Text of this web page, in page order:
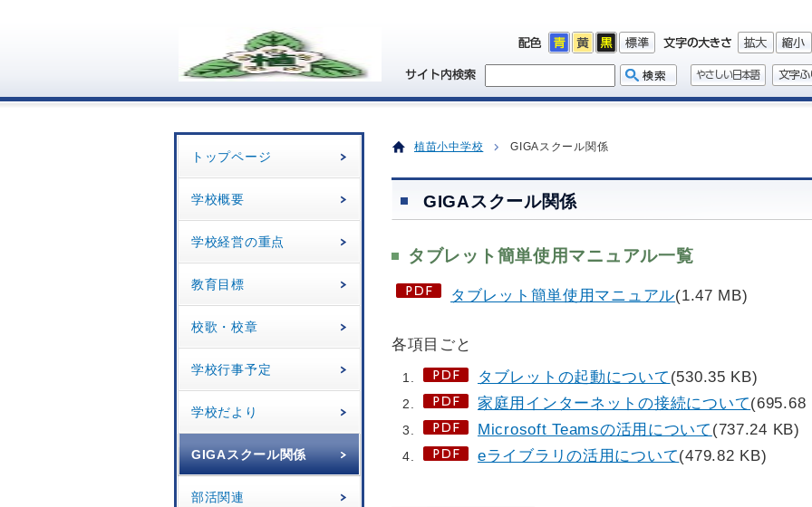
トップページ
学校概要
学校経営の重点
教育目標
校歌・校章
学校行事予定
学校だより
GIGAスクール関係
部活関連
植苗小中学校 GIGAスクール関係
GIGAスクール関係
タブレット簡単使用マニュアル一覧
タブレット簡単使用マニュアル(1.47 MB)
各項目ごと
タブレットの起動について (530.35 KB)
家庭用インターネットの接続について(695.68
Microsoft Teamsの活用について (737.24 KB)
eライブラリの活用について(479.82 KB)